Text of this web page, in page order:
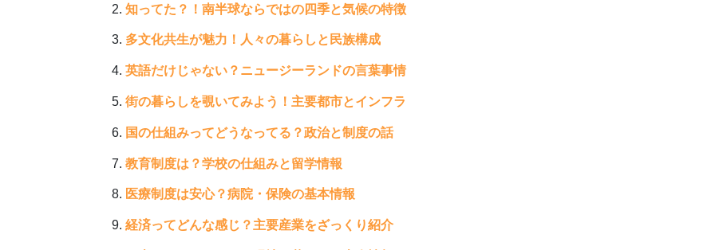
知ってた？！南半球ならではの四季と気候の特徴
多文化共生が魅力！人々の暮らしと民族構成
英語だけじゃない？ニュージーランドの言葉事情
街の暮らしを覗いてみよう！主要都市とインフラ
国の仕組みってどうなってる？政治と制度の話
教育制度は？学校の仕組みと留学情報
医療制度は安心？病院・保険の基本情報
経済ってどんな感じ？主要産業をざっくり紹介